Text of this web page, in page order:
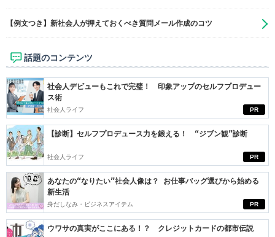
【例文つき】新社会人が押えておくべき質問メール作成のコツ
話題のコンテンツ
PR
社会人デビューもこれで完璧！ 印象アップのセルフプロデュー
ス術
社会人ライフ
PR
【診断】セルフプロデュース力を鍛える！ “ジブン観”診断
社会人ライフ
PR
あなたの“なりたい”社会人像は？ お仕事バッグ選びから始める
新生活
身だしなみ・ビジネスアイテム
ウワサの真実がここにある！？ クレジットカードの都市伝説